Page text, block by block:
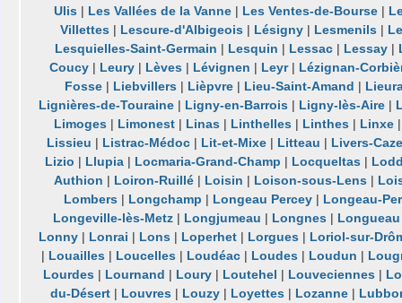
Ulis | Les Vallées de la Vanne | Les Ventes-de-Bourse |
Villettes| Lescure-d'Albigeois| Lésigny| Lesmenils|
Lesquielles-Saint-Germain | Lesquin | Lessac| Lessay|
Coucy| Leury| Lèves| Lévignen | Leyr| Lézignan-
Fosse| Liebvillers| Lièpvre| Lieu-Saint-Amand |
Lignières-de-Touraine | Ligny-en-Barrois | Ligny-lès-Aire |
Limoges| Limonest| Linas| Linthelles| Linthes| Linxe
Lissieu | Listrac-Médoc| Lit-et-Mixe| Litteau | Livers-
Lizio | Llupia| Locmaria-Grand-Champ | Locqueltas|
Authion | Loiron-Ruillé | Loisin | Loison-sous-Lens |
Lombers | Longchamp | Longeau Percey | Longeau-
Longeville-lès-Metz| Longjumeau | Longnes| Longueau
Lonny| Lonrai | Lons| Loperhet| Lorgues| Loriol-sur-
| Louailles| Loucelles| Loudéac| Loudes| Loudun |
Lourdes | Lournand | Loury | Loutehel | Louveciennes |
du-Désert | Louvres | Louzy | Loyettes | Lozanne |